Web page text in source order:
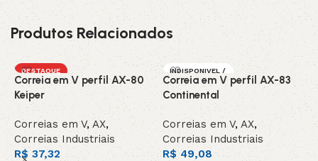
Produtos Relacionados
DESTAQUE
Correia em V perfil AX-80
Keiper
Correias em V, AX,
Correias Industriais
R$ 37,32
INDISPONIVEL /
SOB ENCOMEN
DA
Correia em V perfil AX-83
Continental
Correias em V, AX,
Correias Industriais
R$49,08